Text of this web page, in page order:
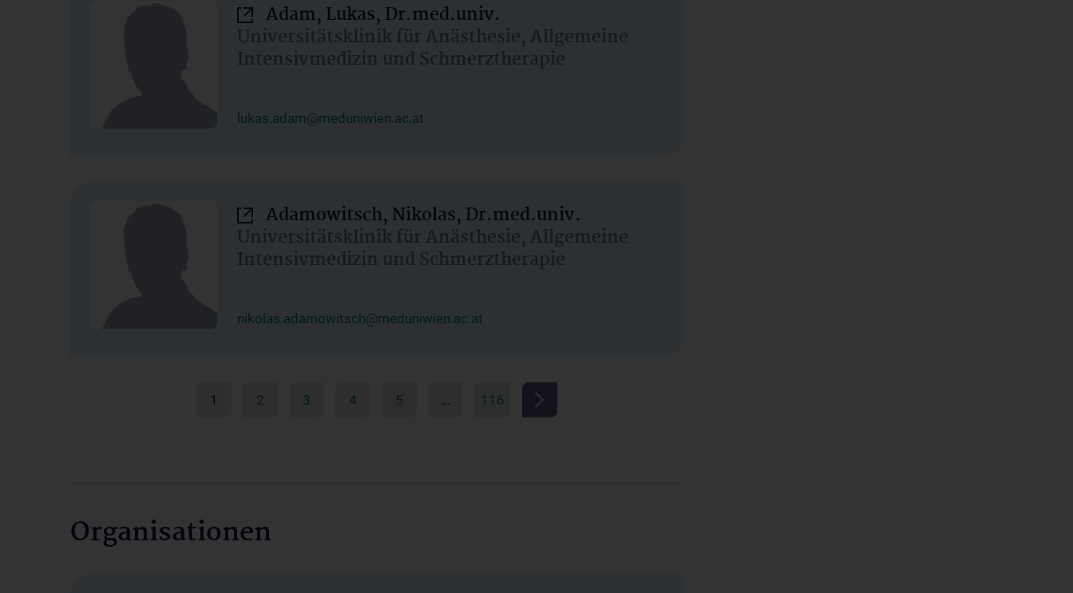
Adam, Lukas, Dr.med.univ.
Universitätsklinik für Anästhesie, Allgemeine
Intensivmedizin und Schmerztherapie
lukas.adam@meduniwien.ac.at
Adamowitsch, Nikolas, Dr.med.univ.
Universitätsklinik für Anästhesie, Allgemeine
Intensivmedizin und Schmerztherapie
nikolas.adamowitsch@meduniwien.ac.at
1 2 3 4 5 … 116
Organisationen